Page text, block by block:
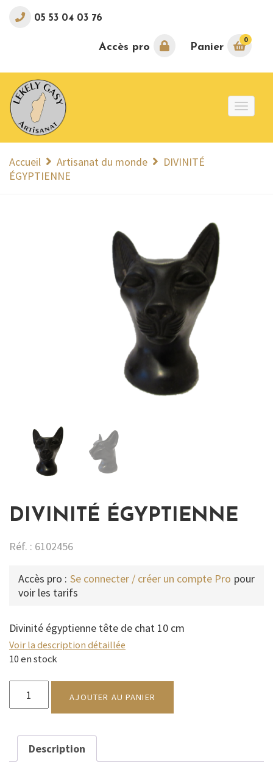
05 53 04 03 76
Accès pro Panier
0
Toggle
Accueil Artisanat du monde
DIVINITÉ
ÉGYPTIENNE
DIVINITÉ ÉGYPTIENNE
Réf. : 6102456
Accès pro : Se connecter / créer un compte Pro pour
voir les tarifs
Divinité égyptienne tête de chat 10 cm
Voir la description détaillée
10 en stock
quantité
DIVINITÉ
AJOUTER AU PANIER
Description